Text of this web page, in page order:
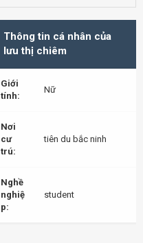
Thông tin cá nhân của
lưu thị chiêm
Giới
tính:
Nữ
Nơi
cư
trú:
tiên du bắc ninh
Nghề
nghiệ
p:
student